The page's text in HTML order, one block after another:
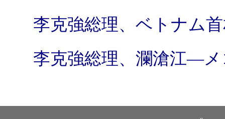
李克強総理、ベトナム
李克強総理、瀾滄江―